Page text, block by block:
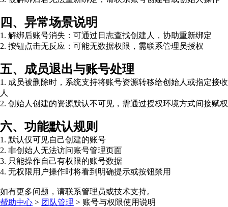
四、异常场景说明
1. 解绑后账号消失：可通过日志查找创建人，协助重新绑定
2. 按钮点击无反应：可能无数据权限，需联系管理员授权
五、成员退出与账号处理
1. 成员被删除时，系统支持将账号资源转移给创始人或指定接收
人
2. 创始人创建的资源默认不可见，需通过授权环境方式间接赋权
六、功能默认规则
1. 默认仅可见自己创建的账号
2. 非创始人无法访问账号管理页面
3. 只能操作自己有权限的账号数据
4. 无权限用户操作时将看到明确提示或按钮禁用
如有更多问题，请联系管理员或技术支持。
帮助中心 > 团队管理 > 账号与权限使用说明